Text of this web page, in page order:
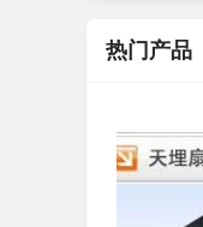
热门产品